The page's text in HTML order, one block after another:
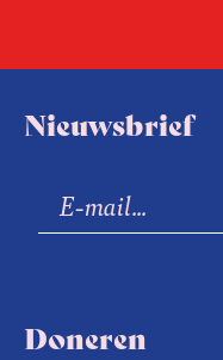
Nieuwsbrief
Doneren